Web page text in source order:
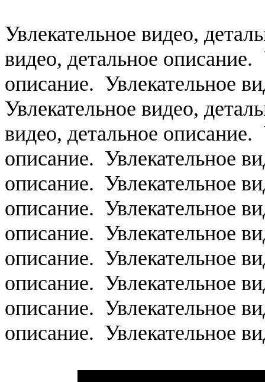
Увлекательное видео,
видео, детальное описание.
описание. Увлекательное
Увлекательное видео,
видео, детальное описание.
описание. Увлекательное
описание. Увлекательное
описание. Увлекательное
описание. Увлекательное
описание. Увлекательное
описание. Увлекательное
описание. Увлекательное
описание. Увлекательное